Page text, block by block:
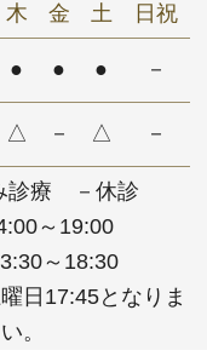
診療 －休診
～19:00
～18:30
日17:45となりま
。
木 金 土
日祝
● ● ● －
△ － △ －